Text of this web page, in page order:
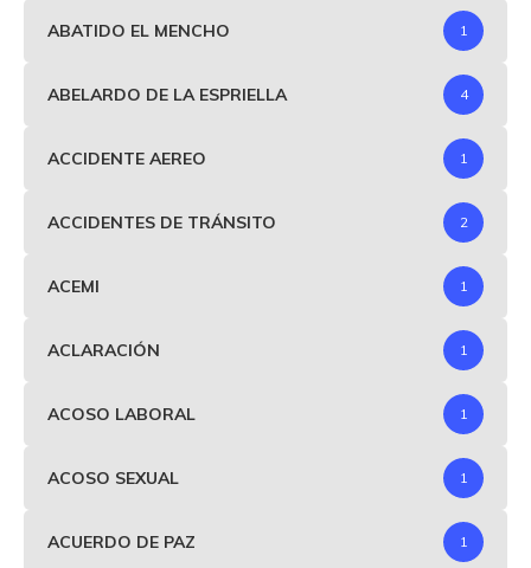
ABATIDO EL MENCHO 1
ABELARDO DE LA ESPRIELLA 4
ACCIDENTE AEREO 1
ACCIDENTES DE TRÁNSITO 2
ACEMI 1
ACLARACIÓN 1
ACOSO LABORAL 1
ACOSO SEXUAL 1
ACUERDO DE PAZ 1